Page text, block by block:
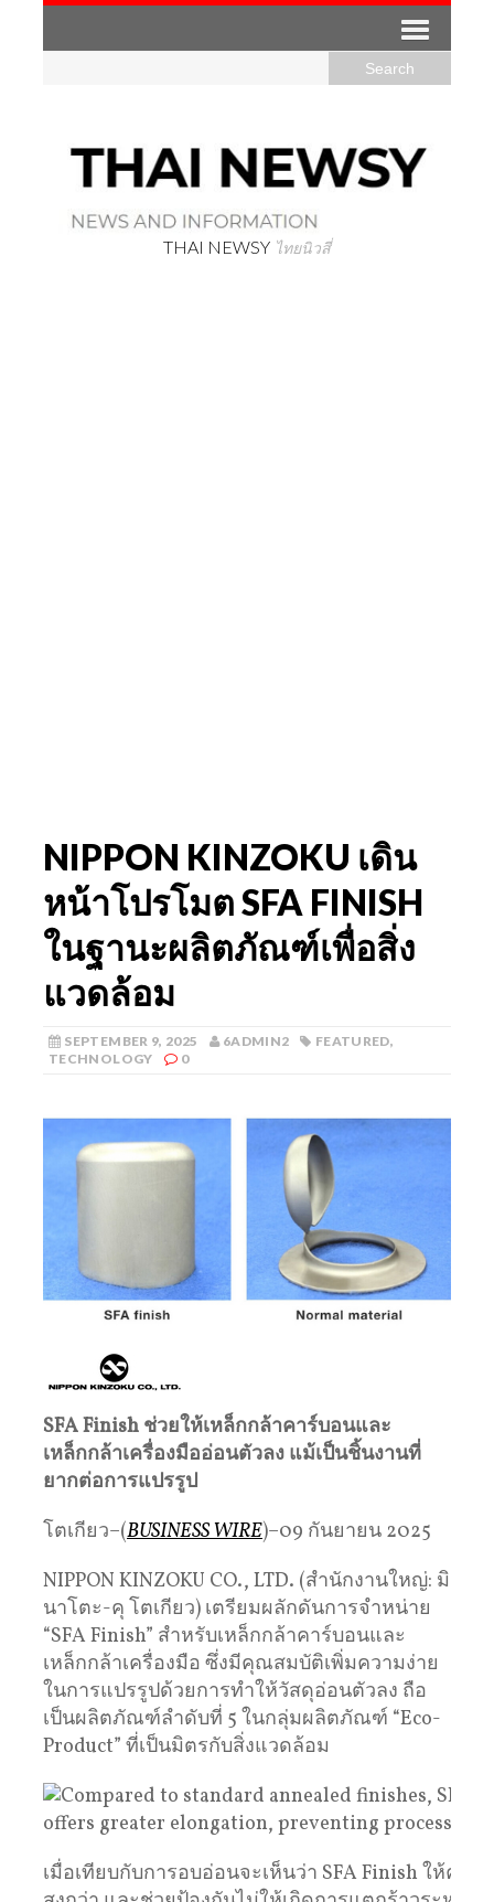
THAI NEWSY ไทยนิวสี่
NIPPON KINZOKU เดิน
หน้าโปรโมต SFA FINISH
ในฐานะผลิตภัณฑ์เพื่อสิ่ง
แวดล้อม
SEPTEMBER 9, 2025 6ADMIN2 FEATURED,
TECHNOLOGY
0
SFA Finish ช่วยให้เหล็กกล้าคาร์บอนและ
เหล็กกล้าเครื่องมืออ่อนตัวลง แม้เป็นชิ้นงานที่
ยากต่อการแปรรูป
โตเกียว–(BUSINESS WIRE)–09 กันยายน 2025
NIPPON KINZOKU CO., LTD. (สำนักงานใหญ่: มิ
นาโตะ-คุ โตเกียว) เตรียมผลักดันการจำหน่าย
“SFA Finish” สำหรับเหล็กกล้าคาร์บอนและ
เหล็กกล้าเครื่องมือ ซึ่งมีคุณสมบัติเพิ่มความง่าย
ในการแปรรูปด้วยการทำให้วัสดุอ่อนตัวลง ถือ
เป็นผลิตภัณฑ์ลำดับที่ 5 ในกลุ่มผลิตภัณฑ์ “Eco-
Product” ที่เป็นมิตรกับสิ่งแวดล้อม
เมื่อเทียบกับการอบอ่อนจะเห็นว่า SFA Finish ให้คว